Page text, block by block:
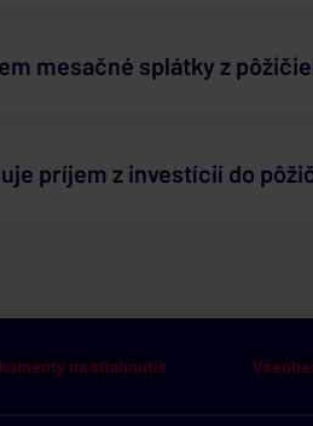
mesačné splátky z
príjem z investícií do
na stiahnutie